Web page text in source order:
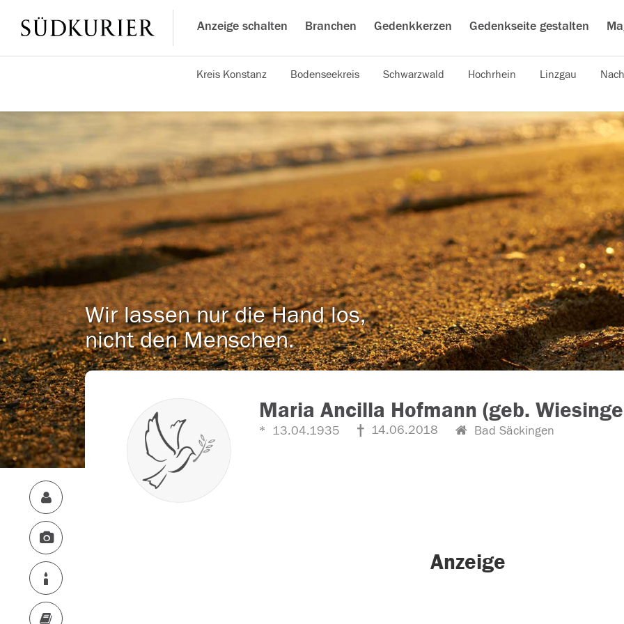
Anzeige schalten Branchen Gedenkkerzen Gedenkseite gestalten
Kreis Konstanz Bodenseekreis Schwarzwald Hochrhein Linzgau
Wir lassen nur die Hand los,
nicht den Menschen.
Maria Ancilla Hofmann (geb.
13.04.1935 14.06.2018 Bad Säckingen
Anzeige